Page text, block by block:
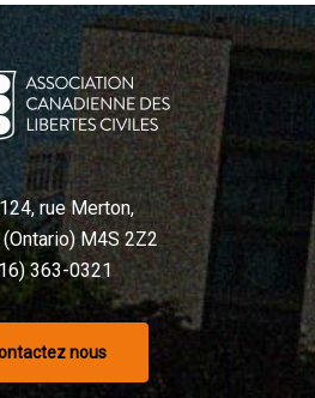
rue Merton,
M4S 2Z2
363-0321
nous